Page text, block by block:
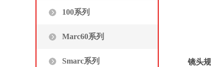
100系列
Marc60系列
Smarc系列 镜头